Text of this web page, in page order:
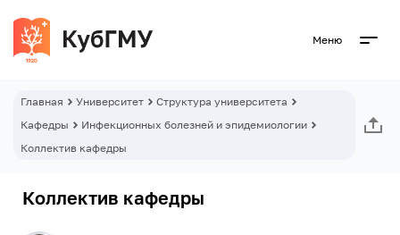
Меню
Главная Университет
Структура университета
Кафедры
Инфекционных болезней и эпидемиологии
Коллектив кафедры
Коллектив кафедры